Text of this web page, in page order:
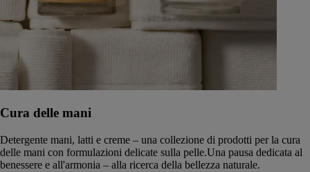
Cura delle mani
Detergente mani, latti e creme – una collezione di prodotti per la cura
delle mani con formulazioni delicate sulla pelle.Una pausa dedicata al
benessere e all'armonia – alla ricerca della bellezza naturale.